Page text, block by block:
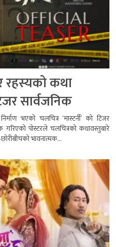
रहस्यको कथा
सार्वजनिक
भएको चलचित्र ‘मास्टर्नी’ को टिजर
पोस्टरले चलचित्रको कथावस्तुबारे
भावनात्मक...